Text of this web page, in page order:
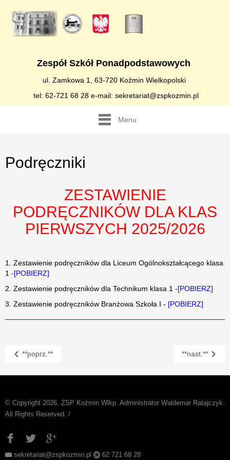
Zespół Szkół Ponadpodstawowych
ul. Zamkowa 1, 63-720 Koźmin Wielkopolski
tel: 62-721 68 28 e-mail: sekretariat@zspkozmin.pl
Menu
Podręczniki
ZESTAWIENIE
PODRĘCZNIKÓW DLA KLAS
PIERWSZYCH 2025/2026
1. Zestawienie podręczników dla Liceum Ogólnokształcącego klasa
1 -[POBIERZ]
2. Zestawienie podręczników dla Technikum klasa 1 -[POBIERZ]
3. Zestawienie podręczników Branżowa Szkoła I - [POBIERZ]
**poprz.** **nast.**
© Copyright 2026, ZSP Koźmin Wlkp. Administrator Waldemar Ratajczyk.
All Rights Reserved. /
sekretariat@zspkozmin.pl 62 721 68 28